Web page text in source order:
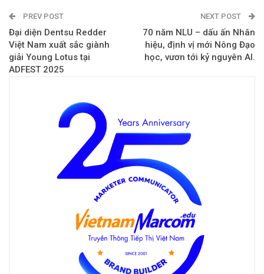
PREV POST
Đại diện Dentsu Redder
Việt Nam xuất sắc giành
giải Young Lotus tại
ADFEST 2025
NEXT POST
70 năm NLU – dấu ấn Nhân
hiệu, định vị mới Nông Đạo
học, vươn tới kỷ nguyên AI.